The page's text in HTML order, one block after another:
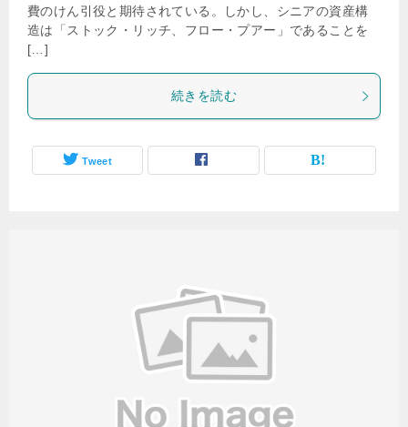
費のけん引役と期待されている。しかし、シニアの資産構
造は「ストック・リッチ、フロー・プアー」であることを
[…]
続きを読む
Tweet